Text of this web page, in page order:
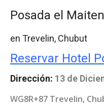
Posada el Maiten
en Trevelin, Chubut
Reservar Hotel
Dirección: 13 de
WG8R+87 Trevelin,